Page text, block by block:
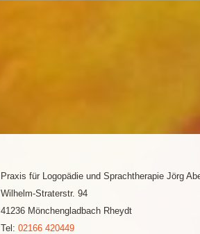
Praxis für Logopädie und Sprachtherapie Jörg Abel
Wilhelm-Straterstr. 94
41236 Mönchengladbach Rheydt